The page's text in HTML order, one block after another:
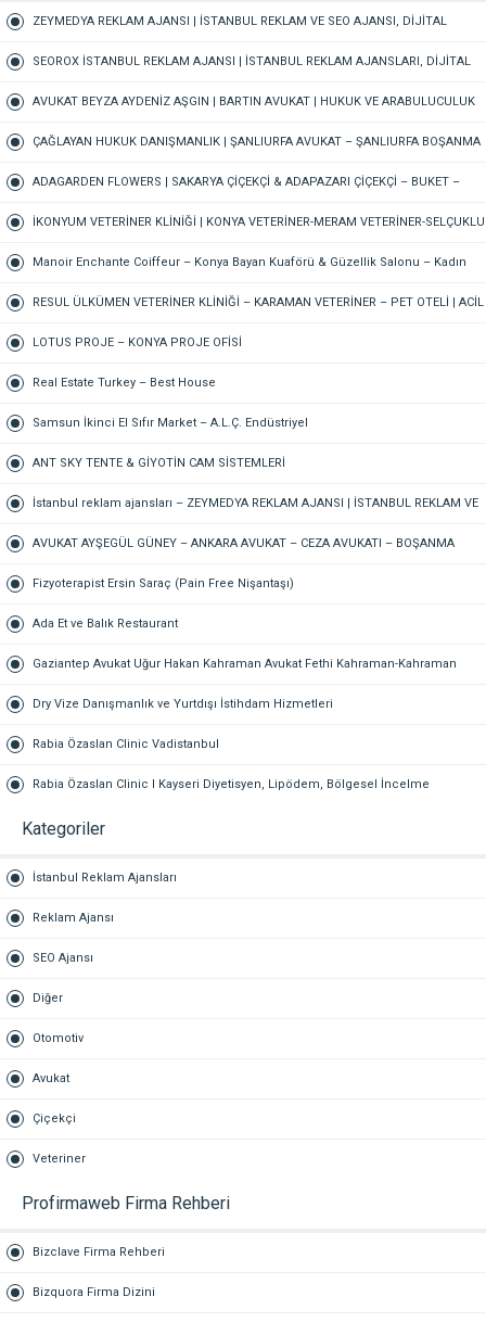
ZEYMEDYA REKLAM AJANSI | İSTANBUL REKLAM VE SEO AJANSI, DİJİTAL
PAZARLAMA AJANSI, SOSYAL MEDYA AJANSI, 360 REKLAM
SEOROX İSTANBUL REKLAM AJANSI | İSTANBUL REKLAM AJANSLARI, DİJİTAL
PAZARLAMA AJANSI, SEO AJANSI & SOSYAL MEDYA AJANSI
AVUKAT BEYZA AYDENİZ AŞGIN | BARTIN AVUKAT | HUKUK VE ARABULUCULUK
BÜROSU – AİLE, CEZA, İŞ HUKUKU, BOŞANMA AVUKATI
ÇAĞLAYAN HUKUK DANIŞMANLIK | ŞANLIURFA AVUKAT – ŞANLIURFA BOŞANMA
AVUKATI ŞANLIURFA TAZMİNAT AVUKATI ŞANLIURFA CEZA AVUKATI
ADAGARDEN FLOWERS | SAKARYA ÇİÇEKÇİ & ADAPAZARI ÇİÇEKÇİ – BUKET –
GELİN ÇİÇEĞİ – DÜĞÜN-NİŞAN – ORGANİZASYON – ONLINE SİPARİŞ
İKONYUM VETERİNER KLİNİĞİ | KONYA VETERİNER-MERAM VETERİNER-SELÇUKLU
VETERİNER-KARATAY | ACİL-7/24 NÖBETÇİ VETERİNER KLİNİĞİ
Manoir Enchante Coiffeur – Konya Bayan Kuaförü & Güzellik Salonu – Kadın
Kuaförü – Meram Kuaför – Bayan Kuaförü – Konya Kuaför
RESUL ÜLKÜMEN VETERİNER KLİNİĞİ – KARAMAN VETERİNER – PET OTELİ | ACİL
VETERİNER – 7/24 AÇIK NÖBETÇİ VETERİNER KLİNİĞİ
LOTUS PROJE – KONYA PROJE OFİSİ
Real Estate Turkey – Best House
Samsun İkinci El Sıfır Market – A.L.Ç. Endüstriyel
ANT SKY TENTE & GİYOTİN CAM SİSTEMLERİ
İstanbul reklam ajansları – ZEYMEDYA REKLAM AJANSI | İSTANBUL REKLAM VE
SEO AJANSI, DİJİTAL PAZARLAMA AJANSI, SOSYAL MEDYA AJANSI, 360
REKLAM
AVUKAT AYŞEGÜL GÜNEY – ANKARA AVUKAT – CEZA AVUKATI – BOŞANMA
AVUKATI – TAZMİNAT AVUKATI
Fizyoterapist Ersin Saraç (Pain Free Nişantaşı)
Ada Et ve Balık Restaurant
Gaziantep Avukat Uğur Hakan Kahraman Avukat Fethi Kahraman-Kahraman
Hukuk Bürosu Gaziantep
Dry Vize Danışmanlık ve Yurtdışı İstihdam Hizmetleri
Rabia Özaslan Clinic Vadistanbul
Rabia Özaslan Clinic I Kayseri Diyetisyen, Lipödem, Bölgesel İncelme
Kategoriler
İstanbul Reklam Ajansları
Reklam Ajansı
SEO Ajansı
Diğer
Otomotiv
Avukat
Çiçekçi
Veteriner
Profirmaweb Firma Rehberi
Bizclave Firma Rehberi
Bizquora Firma Dizini